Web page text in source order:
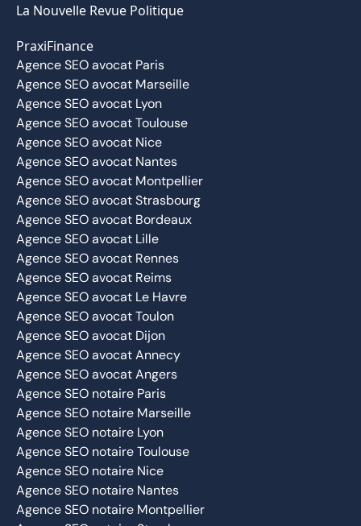
La Nouvelle Revue Politique
PraxiFinance
Agence SEO avocat Paris
Agence SEO avocat Marseille
Agence SEO avocat Lyon
Agence SEO avocat Toulouse
Agence SEO avocat Nice
Agence SEO avocat Nantes
Agence SEO avocat Montpellier
Agence SEO avocat Strasbourg
Agence SEO avocat Bordeaux
Agence SEO avocat Lille
Agence SEO avocat Rennes
Agence SEO avocat Reims
Agence SEO avocat Le Havre
Agence SEO avocat Toulon
Agence SEO avocat Dijon
Agence SEO avocat Annecy
Agence SEO avocat Angers
Agence SEO notaire Paris
Agence SEO notaire Marseille
Agence SEO notaire Lyon
Agence SEO notaire Toulouse
Agence SEO notaire Nice
Agence SEO notaire Nantes
Agence SEO notaire Montpellier